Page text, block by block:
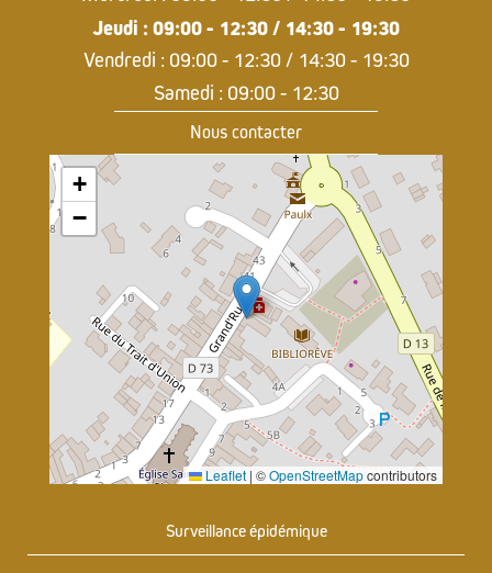
+
−
Leaflet | ©OpenStreetMapcontributors
Surveillance épidémique
Jeudi : 09:00 - 12:30 / 14:30 - 19:30
Vendredi : 09:00 - 12:30 / 14:30 - 19:30
Samedi : 09:00 - 12:30
Nous contacter